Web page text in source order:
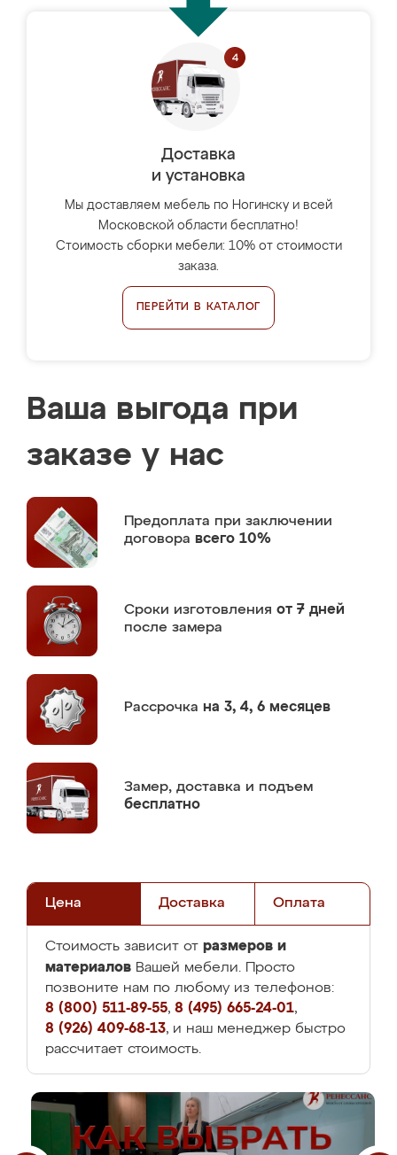
Доставка
и установка
Мы доставляем мебель по Ногинску и всей
Московской области бесплатно!
Стоимость сборки мебели: 10% от стоимости
заказа.
ПЕРЕЙТИ В КАТАЛОГ
Ваша выгода при
заказе у нас
Предоплата при заключении
договора всего 10%
Сроки изготовления от 7 дней
после замера
Рассрочка на 3, 4, 6 месяцев
Замер, доставка и подъем
бесплатно
Цена Доставка Оплата
Стоимость зависит от размеров и
материалов Вашей мебели. Просто
позвоните нам по любому из телефонов:
8 (800) 511-89-55, 8 (495) 665-24-01,
8 (926) 409-68-13, и наш менеджер быстро
рассчитает стоимость.